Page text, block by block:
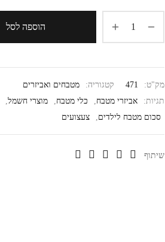
הוספה לסל
מק"ט: 471 קטגוריה:
מטבחים ואביזרים
תגיות:
אביזרי מטבח, כלי מטבח, מוצרי חשמל,
סכום מטבח לילדים
צעצועים
שיתוף